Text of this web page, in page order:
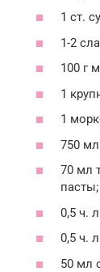
1 ст.
1-2
100 г
1
1
750
70 мл
пасты;
0,5 ч.
0,5 ч.
50 мл